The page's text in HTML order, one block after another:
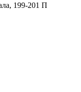
199-201 П